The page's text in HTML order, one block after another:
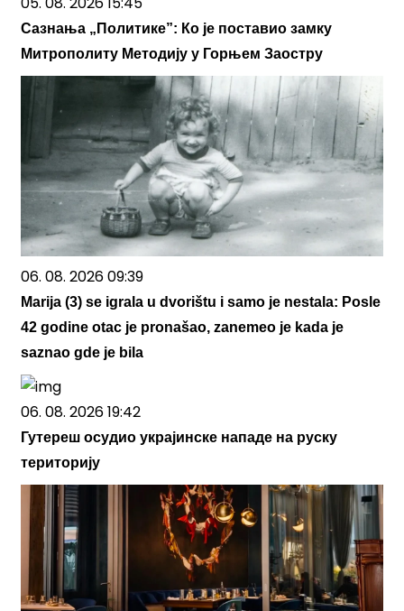
Сазнања „Политике”: Ко је поставио замку
Митрополиту Методију у Горњем Заостру
06. 08. 2026 09:39
Marija (3) se igrala u dvorištu i samo je nestala: Posle
42 godine otac je pronašao, zanemeo je kada je
saznao gde je bila
06. 08. 2026 19:42
Гутереш осудио украјинске нападе на руску
територију